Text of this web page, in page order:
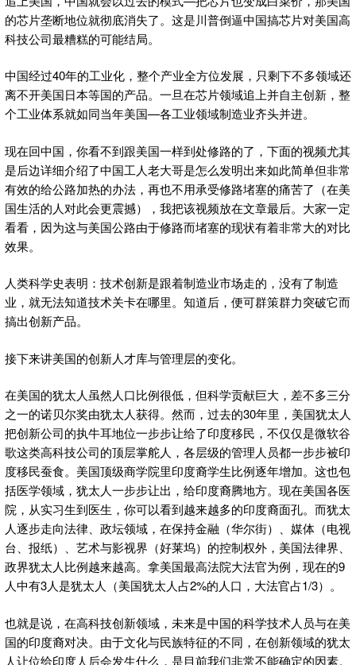
的芯片垄断地位就彻底消失了。这是川普倒逼中国搞芯片对美国高
科技公司最糟糕的可能结局。
中国经过40年的工业化，整个产业全方位发展，只剩下不多领域还
离不开美国日本等国的产品。一旦在芯片领域追上并自主创新，整
个工业体系就如同当年美国—各工业领域制造业齐头并进。
现在回中国，你看不到跟美国一样到处修路的了，下面的视频尤其
是后边详细介绍了中国工人老大哥是怎么发明出来如此简单但非常
有效的给公路加热的办法，再也不用承受修路堵塞的痛苦了（在美
国生活的人对此会更震撼），我把该视频放在文章最后。大家一定
看看，因为这与美国公路由于修路而堵塞的现状有着非常大的对比
效果。
人类科学史表明：技术创新是跟着制造业市场走的，没有了制造
业，就无法知道技术关卡在哪里。知道后，便可群策群力突破它而
搞出创新产品。
接下来讲美国的创新人才库与管理层的变化。
在美国的犹太人虽然人口比例很低，但科学贡献巨大，差不多三分
之一的诺贝尔奖由犹太人获得。然而，过去的30年里，美国犹太人
把创新公司的执牛耳地位一步步让给了印度移民，不仅仅是微软谷
歌这类高科技公司的顶层掌舵人，各层级的管理人员都一步步被印
度移民蚕食。美国顶级商学院里印度裔学生比例逐年增加。这也包
括医学领域，犹太人一步步让出，给印度裔腾地方。现在美国各医
院，从实习生到医生，你可以看到越来越多的印度裔面孔。而犹太
人逐步走向法律、政坛领域，在保持金融（华尔街）、媒体（电视
台、报纸）、艺术与影视界（好莱坞）的控制权外，美国法律界、
政界犹太人比例越来越高。拿美国最高法院大法官为例，现在的9
人中有3人是犹太人（美国犹太人占2%的人口，大法官占1/3）。
也就是说，在高科技创新领域，未来是中国的科学技术人员与在美
国的印度裔对决。由于文化与民族特征的不同，在创新领域的犹太
人让位给印度人后会发生什么，是目前我们非常不能确定的因素。